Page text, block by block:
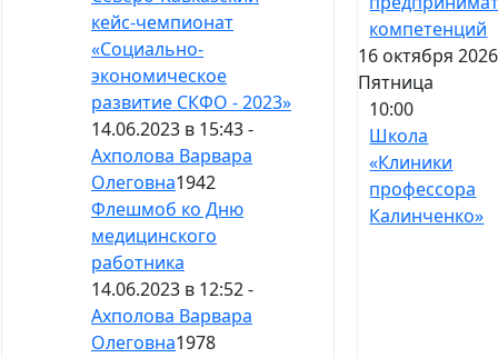
кейс-чемпионат
«Социально-
экономическое
развитие СКФО - 2023»
14.06.2023 в 15:43 -
Ахполова Варвара
Олеговна1942
Флешмоб ко Дню
медицинского
работника
14.06.2023 в 12:52 -
Ахполова Варвара
Олеговна1978
компетенций
16 октября
Пятница
10:00
Школа
«Клиники
профессора
Калинченко»